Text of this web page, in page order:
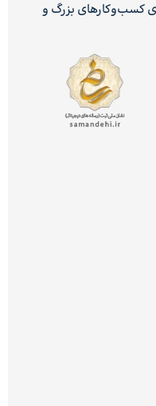
کسب‌وکارهای بزرگ و